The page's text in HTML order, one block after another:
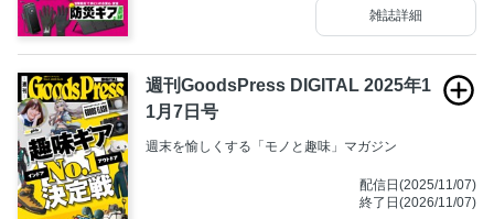
雑誌詳細
週刊GoodsPress DIGITAL 2025年1
1月7日号
週末を愉しくする「モノと趣味」マガジン
配信日(2025/11/07)
終了日(2026/11/07)